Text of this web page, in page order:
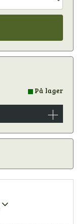
På lager